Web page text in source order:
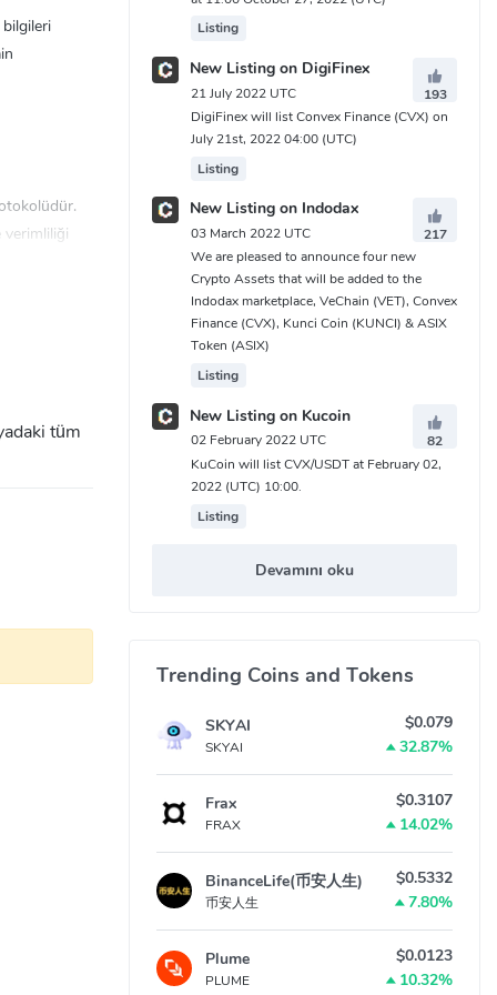
bilgileri
verimliliği
ve etkili
Finance
tüm
Listing
New Listing on DigiFinex
21 July 2022 UTC
193
DigiFinex will list Convex Finance (CVX) on
July 21st, 2022 04:00 (UTC)
Listing
New Listing on Indodax
03 March 2022 UTC
217
We are pleased to announce four new
Crypto Assets that will be added to the
Indodax marketplace, VeChain (VET), Convex
Finance (CVX), Kunci Coin (KUNCI) & ASIX
Token (ASIX)
Listing
New Listing on Kucoin
02 February 2022 UTC
82
KuCoin will list CVX/USDT at February 02,
2022 (UTC) 10:00.
Listing
Devamını oku
Trending Coins and Tokens
SKYAI
SKYAI
$0.079
32.87%
Frax
FRAX
$0.3107
14.02%
BinanceLife(币安人生)
币安人生
$0.5332
7.80%
Plume
PLUME
$0.0123
10.32%